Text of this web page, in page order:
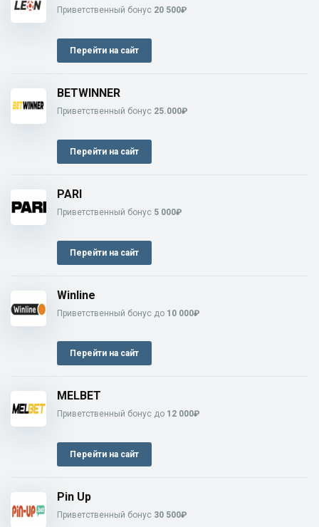
Приветственный бонус 20 500₽
Перейти на сайт
BETWINNER
Приветственный бонус 25.000₽
Перейти на сайт
PARI
Приветственный бонус 5 000₽
Перейти на сайт
Winline
Приветственный бонус до 10 000₽
Перейти на сайт
MELBET
Приветственный бонус до 12 000₽
Перейти на сайт
Pin Up
Приветственный бонус 30 500₽